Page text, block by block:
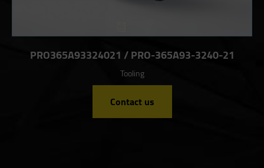
PRO365A93324021 / PRO-365A93-3240-21
Tooling
Contact us